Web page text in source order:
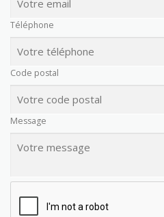
Téléphone
Code postal
Message